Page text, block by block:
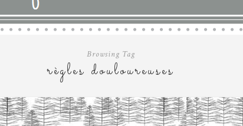
Browsing Tag
règles douloureuses